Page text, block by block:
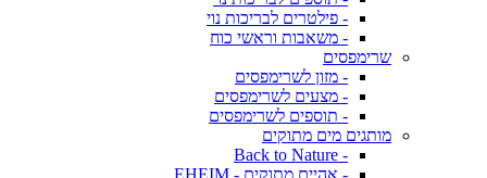
- פילטרים לבריכות נוי
- משאבות וראשי כוח
שרימפסים
- מזון לשרימפסים
- מצעים לשרימפסים
- תוספים לשרימפסים
מותגים מים מתוקים
- Back to Nature
- אהיים מתוקים - EHEIM